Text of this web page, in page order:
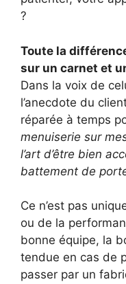
?
Toute la
sur un carnet et
Dans la voix de
l’anecdote du
réparée à temps
menuiserie sur
l’art d’être bien
battement de
Ce n’est pas
ou de la
bonne équipe, la
tendue en cas de
passer par un